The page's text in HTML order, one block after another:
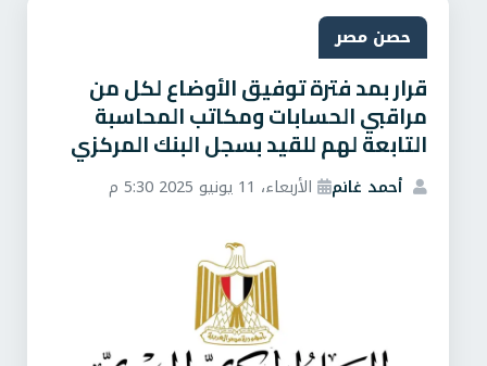
حصن مصر
قرار بمد فترة توفيق الأوضاع لكل من
مراقبي الحسابات ومكاتب المحاسبة
التابعة لهم للقيد بسجل البنك المركزي
أحمد غانم الأربعاء، 11 يونيو 2025 5:30 م